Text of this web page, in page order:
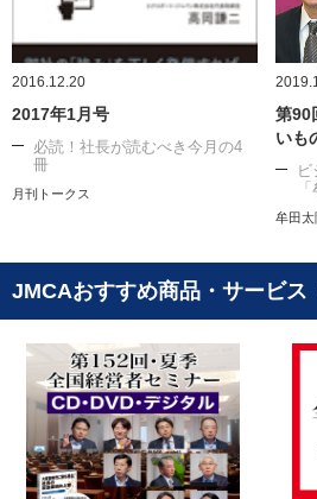
2016.12.20
2017年1月号
必読！社長が読むべき今月の4
冊
月刊トークス
第90
いも
牟田
JMCAおすすめ商品・サービス